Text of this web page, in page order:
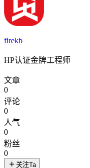
firekb
HP认证金牌工程师
文章
0
评论
0
人气
0
粉丝
0
关注Ta